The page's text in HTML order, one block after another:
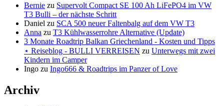
Bernie zu Supervolt Compact SE 100 Ah LiFePO4 im VW
T3 Bulli – der nächste Schritt
Daniel zu SCA 500 neuer Faltenbalg auf dem VW T3
Anna zu T3 Kühlwasserrohre Alternative (Update)
3 Monate Roadtrip Balkan Griechenland - Kosten und Tipps
⋆ Reiseblog - BULLI VERREISEN zu Unterwegs mit zwei
Kindern im Camper
Ingo zu Ingo666 & Roadtrips im Panzer of Love
Archiv